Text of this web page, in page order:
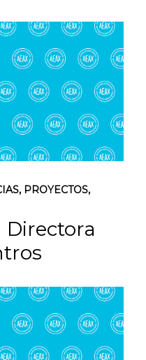
, PROYECTOS,
Directora